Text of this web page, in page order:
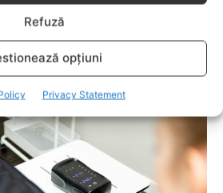
Refuză
opțiuni
Privacy Statement
cu alegerea cremei
potrivite